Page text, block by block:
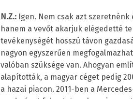
N.Z.: Igen. Nem csak azt
hanem a vevőt akarjuk elégedetté
tevékenységét hosszú távon
nagyon egyszerűen
valóban szüksége van. Ahogyan
alapították, a magyar céget pedig
a hazai piacon. 2011-ben a